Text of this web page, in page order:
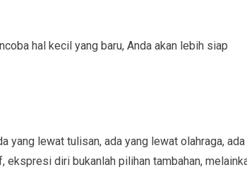
hal kecil yang baru, Anda akan lebih siap
yang lewat tulisan, ada yang lewat olahraga, ada
diri bukanlah pilihan tambahan,